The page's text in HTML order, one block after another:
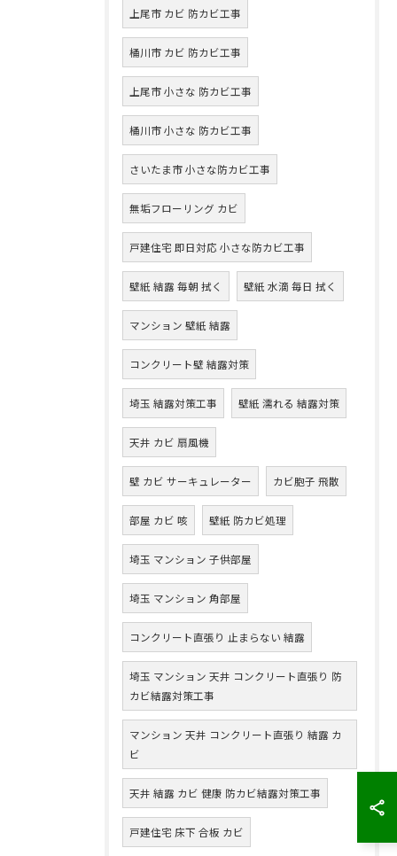
上尾市 カビ 防カビ工事
桶川市 カビ 防カビ工事
上尾市 小さな 防カビ工事
桶川市 小さな 防カビ工事
さいたま市 小さな防カビ工事
無垢フローリング カビ
戸建住宅 即日対応 小さな防カビ工事
壁紙 結露 毎朝 拭く 壁紙 水滴 毎日 拭く
マンション 壁紙 結露
コンクリート壁 結露対策
埼玉 結露対策工事 壁紙 濡れる 結露対策
天井 カビ 扇風機
壁 カビ サーキュレーター カビ胞子 飛散
部屋 カビ 咳 壁紙 防カビ処理
埼玉 マンション 子供部屋
埼玉 マンション 角部屋
コンクリート直張り 止まらない 結露
埼玉 マンション 天井 コンクリート直張り 防
カビ結露対策工事
マンション 天井 コンクリート直張り 結露 カ
ビ
天井 結露 カビ 健康 防カビ結露対策工事
戸建住宅 床下 合板 カビ